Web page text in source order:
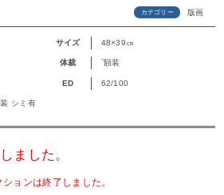
カテゴリー 版画
サイズ 48×39㎝
体裁 `額装
ED 62/100
シミ有
ました。
ョンは終了しました。